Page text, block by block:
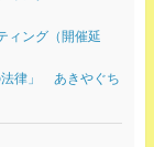
ング（開催延
律」 あきやぐち